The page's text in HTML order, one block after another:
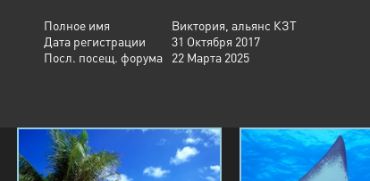
Полное имя
Виктория, альянс КЗТ
Дата регистрации
31 Октября 2017
Посл. посещ. форума
22 Марта 2025